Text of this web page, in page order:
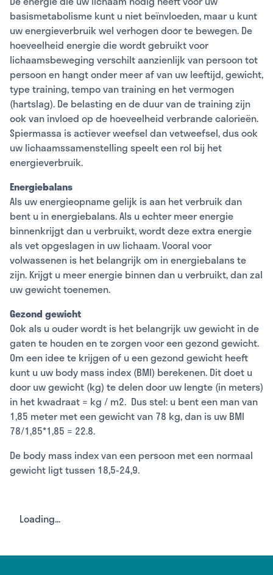
basismetabolisme kunt u niet beïnvloeden, maar u kunt
uw energieverbruik wel verhogen door te bewegen. De
hoeveelheid energie die wordt gebruikt voor
lichaamsbeweging verschilt aanzienlijk van persoon tot
persoon en hangt onder meer af van uw leeftijd, gewicht,
type training, tempo van training en het vermogen
(hartslag). De belasting en de duur van de training zijn
ook van invloed op de hoeveelheid verbrande calorieën.
Spiermassa is actiever weefsel dan vetweefsel, dus ook
uw lichaamssamenstelling speelt een rol bij het
energieverbruik.
Energiebalans
Als uw energieopname gelijk is aan het verbruik dan
bent u in energiebalans. Als u echter meer energie
binnenkrijgt dan u verbruikt, wordt deze extra energie
als vet opgeslagen in uw lichaam. Vooral voor
volwassenen is het belangrijk om in energiebalans te
zijn. Krijgt u meer energie binnen dan u verbruikt, dan zal
uw gewicht toenemen.
Gezond gewicht
Ook als u ouder wordt is het belangrijk uw gewicht in de
gaten te houden en te zorgen voor een gezond gewicht.
Om een idee te krijgen of u een gezond gewicht heeft
kunt u uw body mass index (BMI) berekenen. Dit doet u
door uw gewicht (kg) te delen door uw lengte (in meters)
in het kwadraat = kg / m2. Dus stel: u bent een man van
1,85 meter met een gewicht van 78 kg, dan is uw BMI
78/1,85*1,85 = 22.8.
De body mass index van een persoon met een normaal
gewicht ligt tussen 18,5-24,9.
Loading...